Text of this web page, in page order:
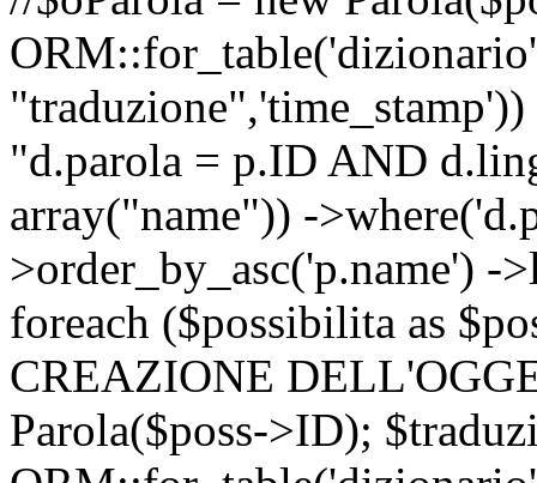
"d.parola = p.ID AND
array("name")) -
>order_by_asc('p.name')
foreach ($possibilita as
CREAZIONE
Parola($poss->ID);